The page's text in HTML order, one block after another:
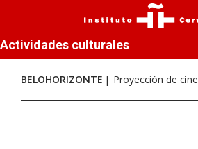
Actividades culturales
BELOHORIZONTE Proyección de cine